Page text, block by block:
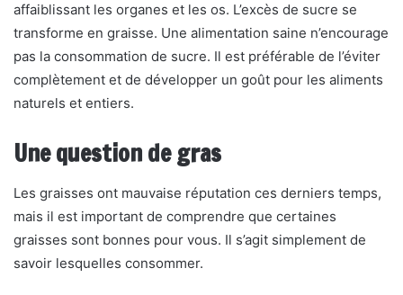
affaiblissant les organes et les os. L’excès de sucre se
transforme en graisse. Une alimentation saine n’encourage
pas la consommation de sucre. Il est préférable de l’éviter
complètement et de développer un goût pour les aliments
naturels et entiers.
Une question de gras
Les graisses ont mauvaise réputation ces derniers temps,
mais il est important de comprendre que certaines
graisses sont bonnes pour vous. Il s’agit simplement de
savoir lesquelles consommer.